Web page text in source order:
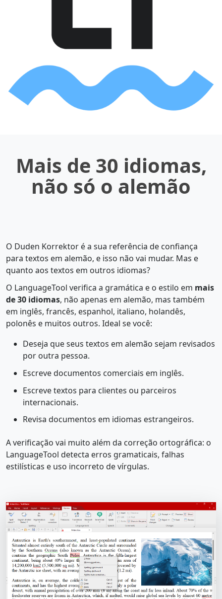
Mais de 30 idiomas,
não só o alemão
O Duden Korrektor é a sua referência de confiança
para textos em alemão, e isso não vai mudar. Mas e
quanto aos textos em outros idiomas?
O LanguageTool verifica a gramática e o estilo em mais
de 30 idiomas, não apenas em alemão, mas também
em inglês, francês, espanhol, italiano, holandês,
polonês e muitos outros. Ideal se você:
Deseja que seus textos em alemão sejam revisados
por outra pessoa.
Escreve documentos comerciais em inglês.
Escreve textos para clientes ou parceiros
internacionais.
Revisa documentos em idiomas estrangeiros.
A verificação vai muito além da correção ortográfica: o
LanguageTool detecta erros gramaticais, falhas
estilísticas e uso incorreto de vírgulas.